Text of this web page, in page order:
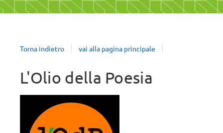
Della
Torna indietro vai alla pagina principale
L'Olio della Poesia